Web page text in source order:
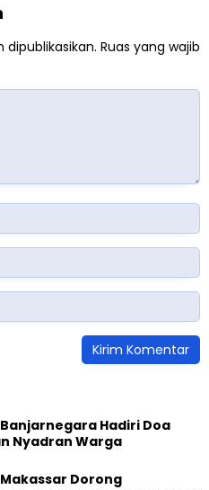
Ruas yang wajib
Hadiri Doa
Nyadran Warga
Dorong